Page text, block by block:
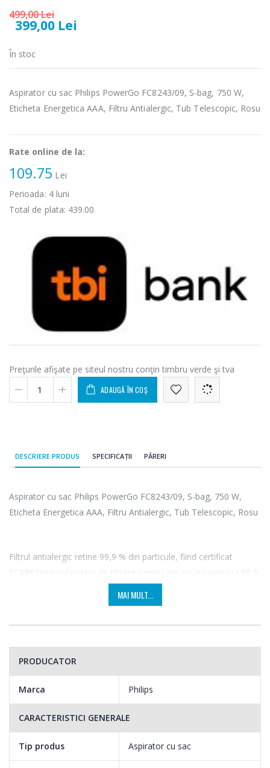
499,00 Lei
399,00 Lei
În stoc
Aspirator cu sac Philips PowerGo FC8243/09, S-bag, 750 W,
Eticheta Energetica AAA, Filtru Antialergic, Tub Telescopic, Rosu
Rate online de la:
109.75 Lei
Perioada: 4luni
Total de plata: 439.00
Preţurile afişate pe siteul nostru conţin timbru verde şi tva
ADAUGĂ ÎN COȘ
DESCRIERE PRODUS SPECIFICAȚII PĂRERI
Aspirator cu sac Philips PowerGo FC8243/09, S-bag, 750 W,
Eticheta Energetica AAA, Filtru Antialergic, Tub Telescopic, Rosu
Filtrul antialergic retine 99,9 % din particule, fiind certificat
ECARFSistemul nostru de filtrare pentru aer curat capteaza 99,9
pentru persoanele care sufera de alergii si oricine isi doreste un
MAI MULT...
PRODUCATOR
Marca Philips
CARACTERISTICI GENERALE
Tip produs Aspirator cu sac
289,00 Lei
-33%
Heinner ...
799,00 Lei
89,00 Lei
NobeLTek ...
199,00 Lei
DC1000SSBK ...